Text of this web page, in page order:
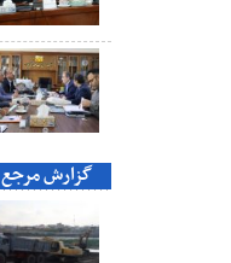
گزارش مرجع